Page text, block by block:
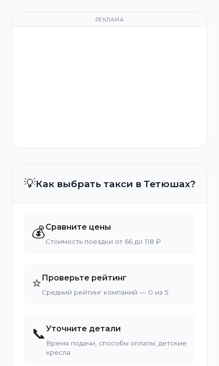
РЕКЛАМА
💡Как выбрать такси в Тетюшах?
💰Сравните цены
Стоимость поездки от 66 до 118 ₽
⭐Проверьте рейтинг
Средний рейтинг компаний — 0 из 5
📞Уточните детали
Время подачи, способы оплаты, детские
кресла